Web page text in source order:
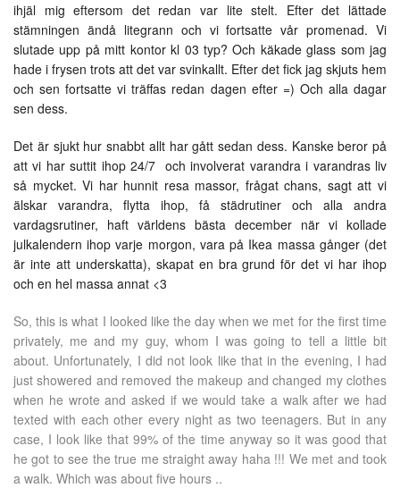
ihjäl mig eftersom det redan var lite stelt. Efter det lättade
stämningen ändå litegrann och vi fortsatte vår promenad. Vi
slutade upp på mitt kontor kl 03 typ? Och käkade glass som jag
hade i frysen trots att det var svinkallt. Efter det fick jag skjuts hem
och sen fortsatte vi träffas redan dagen efter =) Och alla dagar
sen dess.
Det är sjukt hur snabbt allt har gått sedan dess. Kanske beror på
att vi har suttit ihop 24/7 och involverat varandra i varandras liv
så mycket. Vi har hunnit resa massor, frågat chans, sagt att vi
älskar varandra, flytta ihop, få städrutiner och alla andra
vardagsrutiner, haft världens bästa december när vi kollade
julkalendern ihop varje morgon, vara på Ikea massa gånger (det
är inte att underskatta), skapat en bra grund för det vi har ihop
och en hel massa annat <3
So, this is what I looked like the day when we met for the first time
privately, me and my guy, whom I was going to tell a little bit
about. Unfortunately, I did not look like that in the evening, I had
just showered and removed the makeup and changed my clothes
when he wrote and asked if we would take a walk after we had
texted with each other every night as two teenagers. But in any
case, I look like that 99% of the time anyway so it was good that
he got to see the true me straight away haha ​!!! We met and took
a walk. Which was about five hours ..